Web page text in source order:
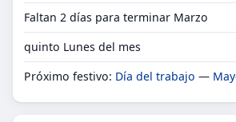
Faltan 2 días para terminar Marzo
quinto Lunes del mes
Próximo festivo: Día del trabajo —